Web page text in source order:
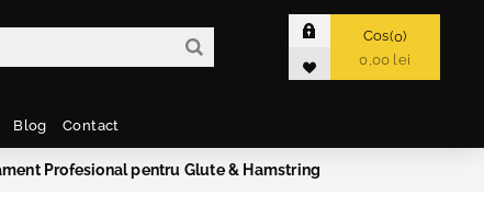
Cos 0
0,00 lei
Blog Contact
Profesional pentru Glute & Hamstring